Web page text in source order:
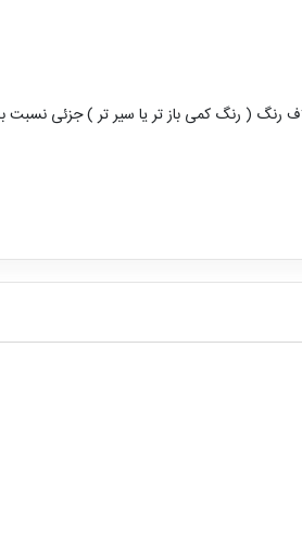
( رنگ کمی باز تر یا سیر تر ) جزئی